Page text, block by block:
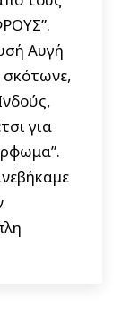
Αυγή
σκότωνε,
για